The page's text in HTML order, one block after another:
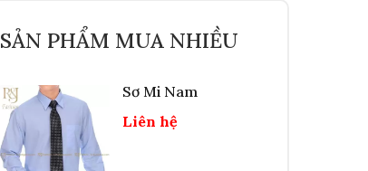
SẢN PHẨM MUA NHIỀU
Sơ Mi Nam
Liên hệ